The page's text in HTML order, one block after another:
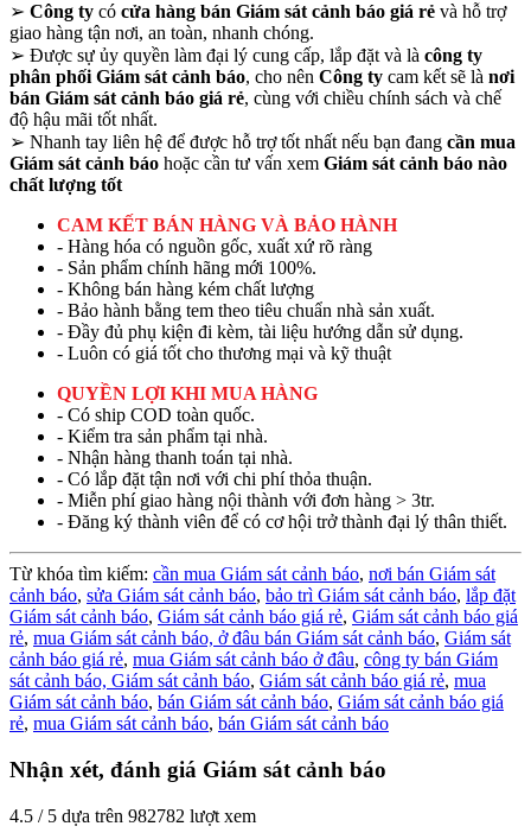
➢ Công ty có cửa hàng bán Giám sát cảnh báo giá rẻ và hỗ trợ
giao hàng tận nơi, an toàn, nhanh chóng.
➢ Được sự ủy quyền làm đại lý cung cấp, lắp đặt và là công ty
phân phối Giám sát cảnh báo, cho nên Công ty cam kết sẽ là nơi
bán Giám sát cảnh báo giá rẻ, cùng với chiều chính sách và chế
độ hậu mãi tốt nhất.
➢ Nhanh tay liên hệ để được hỗ trợ tốt nhất nếu bạn đang cần mua
Giám sát cảnh báo hoặc cần tư vấn xem Giám sát cảnh báo nào
chất lượng tốt
CAM KẾT BÁN HÀNG VÀ BẢO HÀNH
- Hàng hóa có nguồn gốc, xuất xứ rõ ràng
- Sản phẩm chính hãng mới 100%.
- Không bán hàng kém chất lượng
- Bảo hành bằng tem theo tiêu chuẩn nhà sản xuất.
- Đầy đủ phụ kiện đi kèm, tài liệu hướng dẫn sử dụng.
- Luôn có giá tốt cho thương mại và kỹ thuật
QUYỀN LỢI KHI MUA HÀNG
- Có ship COD toàn quốc.
- Kiểm tra sản phẩm tại nhà.
- Nhận hàng thanh toán tại nhà.
- Có lắp đặt tận nơi với chi phí thỏa thuận.
- Miễn phí giao hàng nội thành với đơn hàng > 3tr.
- Đăng ký thành viên để có cơ hội trở thành đại lý thân thiết.
Từ khóa tìm kiếm: cần mua Giám sát cảnh báo, nơi bán Giám sát
cảnh báo, sửa Giám sát cảnh báo, bảo trì Giám sát cảnh báo, lắp đặt
Giám sát cảnh báo, Giám sát cảnh báo giá rẻ, Giám sát cảnh báo giá
rẻ, mua Giám sát cảnh báo, ở đâu bán Giám sát cảnh báo, Giám sát
cảnh báo giá rẻ, mua Giám sát cảnh báo ở đâu, công ty bán Giám
sát cảnh báo, Giám sát cảnh báo, Giám sát cảnh báo giá rẻ, mua
Giám sát cảnh báo, bán Giám sát cảnh báo, Giám sát cảnh báo giá
rẻ, mua Giám sát cảnh báo, bán Giám sát cảnh báo
Nhận xét, đánh giá Giám sát cảnh báo
4.5 / 5 dựa trên 982782 lượt xem